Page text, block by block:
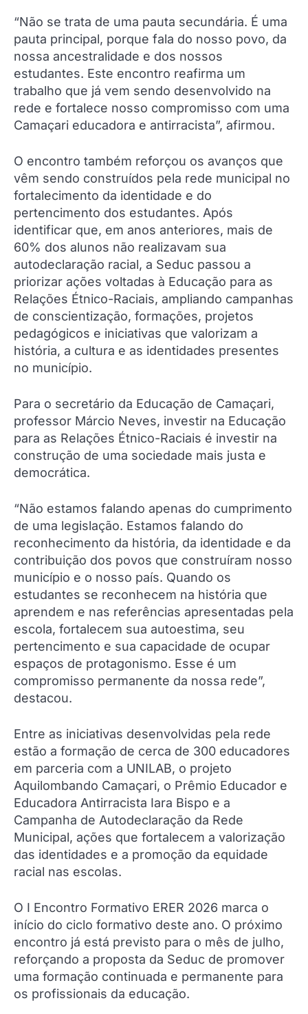
“Não se trata de uma pauta secundária. É uma
pauta principal, porque fala do nosso povo, da
nossa ancestralidade e dos nossos
estudantes. Este encontro reafirma um
trabalho que já vem sendo desenvolvido na
rede e fortalece nosso compromisso com uma
Camaçari educadora e antirracista”, afirmou.
O encontro também reforçou os avanços que
vêm sendo construídos pela rede municipal no
fortalecimento da identidade e do
pertencimento dos estudantes. Após
identificar que, em anos anteriores, mais de
60% dos alunos não realizavam sua
autodeclaração racial, a Seduc passou a
priorizar ações voltadas à Educação para as
Relações Étnico-Raciais, ampliando campanhas
de conscientização, formações, projetos
pedagógicos e iniciativas que valorizam a
história, a cultura e as identidades presentes
no município.
Para o secretário da Educação de Camaçari,
professor Márcio Neves, investir na Educação
para as Relações Étnico-Raciais é investir na
construção de uma sociedade mais justa e
democrática.
“Não estamos falando apenas do cumprimento
de uma legislação. Estamos falando do
reconhecimento da história, da identidade e da
contribuição dos povos que construíram nosso
município e o nosso país. Quando os
estudantes se reconhecem na história que
aprendem e nas referências apresentadas pela
escola, fortalecem sua autoestima, seu
pertencimento e sua capacidade de ocupar
espaços de protagonismo. Esse é um
compromisso permanente da nossa rede”,
destacou.
Entre as iniciativas desenvolvidas pela rede
estão a formação de cerca de 300 educadores
em parceria com a UNILAB, o projeto
Aquilombando Camaçari, o Prêmio Educador e
Educadora Antirracista Iara Bispo e a
Campanha de Autodeclaração da Rede
Municipal, ações que fortalecem a valorização
das identidades e a promoção da equidade
racial nas escolas.
O I Encontro Formativo ERER 2026 marca o
início do ciclo formativo deste ano. O próximo
encontro já está previsto para o mês de julho,
reforçando a proposta da Seduc de promover
uma formação continuada e permanente para
os profissionais da educação.